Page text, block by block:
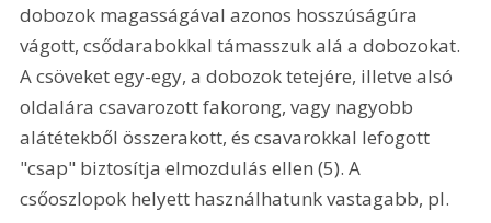
dobozok magasságával azonos hosszúságúra
vágott, csődarabokkal támasszuk alá a dobozokat.
A csöveket egy-egy, a dobozok tetejére, illetve alsó
oldalára csavarozott fakorong, vagy nagyobb
alátétekből összerakott, és csavarokkal lefogott
"csap" biztosítja elmozdulás ellen (5). A
csőoszlopok helyett használhatunk vastagabb, pl.